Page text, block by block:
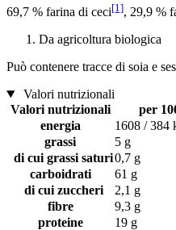
69,7 % farina di ceci[1], 29,9 %
Da agricoltura biologica
Può contenere tracce di soia e
Valori nutrizionali
Valori nutrizionali
per
energia
1608 / 384
grassi
5 g
di cui grassi saturi0,7 g
carboidrati
61 g
di cui zuccheri
2,1 g
fibre
9,3 g
proteine
19 g